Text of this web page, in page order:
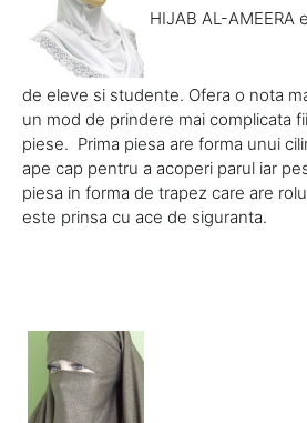
HIJAB AL-
de eleve si studente. Ofera o nota
un mod de prindere mai complicata
piese. Prima piesa are forma unui
ape cap pentru a acoperi parul iar
piesa in forma de trapez care are
este prinsa cu ace de siguranta.